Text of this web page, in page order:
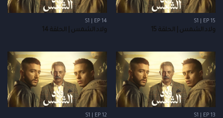
S1 | EP 15
ولاد الشمس | الحلقة 15
S1 | EP 14
ولاد الشمس | الحلقة 14
S1 | EP 13
S1 | EP 12